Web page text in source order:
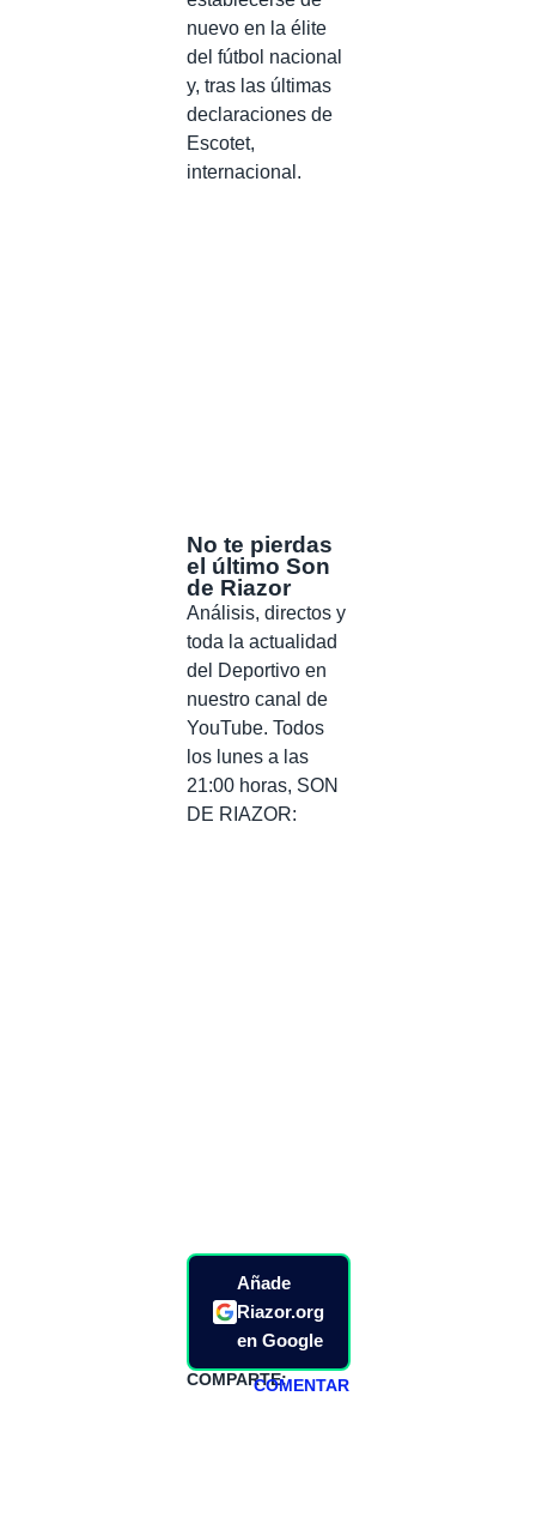
nuevo en la élite
del fútbol nacional
y, tras las últimas
declaraciones de
Escotet,
internacional.
No te pierdas
el último Son
de Riazor
Análisis, directos y
toda la actualidad
del Deportivo en
nuestro canal de
YouTube. Todos
los lunes a las
21:00 horas, SON
DE RIAZOR:
Añade
Riazor.org
en Google
COMPARTE:COMENTAR